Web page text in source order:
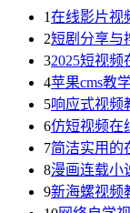
1在线影片视
2短剧分享与
32025短视频
4苹果cms教
5响应式视频
6仿短视频在
7简洁实用的
8漫画连载小
9新海螺视频